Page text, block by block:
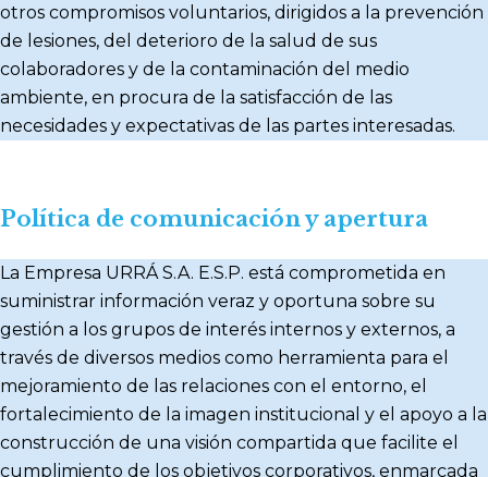
otros compromisos voluntarios, dirigidos a la prevención
de lesiones, del deterioro de la salud de sus
colaboradores y de la contaminación del medio
ambiente, en procura de la satisfacción de las
necesidades y expectativas de las partes interesadas.
Política de comunicación y apertura
La Empresa URRÁ S.A. E.S.P. está comprometida en
suministrar información veraz y oportuna sobre su
gestión a los grupos de interés internos y externos, a
través de diversos medios como herramienta para el
mejoramiento de las relaciones con el entorno, el
fortalecimiento de la imagen institucional y el apoyo a la
construcción de una visión compartida que facilite el
cumplimiento de los objetivos corporativos, enmarcada